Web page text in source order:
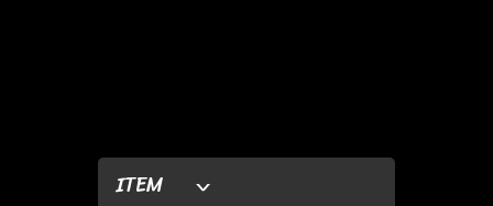
ITEM